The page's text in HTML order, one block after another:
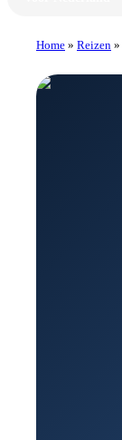
Home » Reizen »